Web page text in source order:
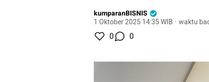
kumparanBISNIS
1 Oktober 2025 14:35 WIB · waktu
0 0